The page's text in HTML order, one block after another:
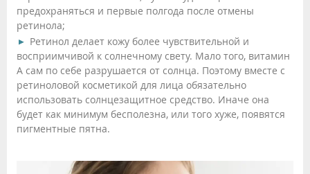
предохраняться и первые полгода после отмены
ретинола;
Ретинол делает кожу более чувствительной и
восприимчивой к солнечному свету. Мало того, витамин
А сам по себе разрушается от солнца. Поэтому вместе с
ретиноловой косметикой для лица обязательно
использовать солнцезащитное средство. Иначе она
будет как минимум бесполезна, или того хуже, появятся
пигментные пятна.